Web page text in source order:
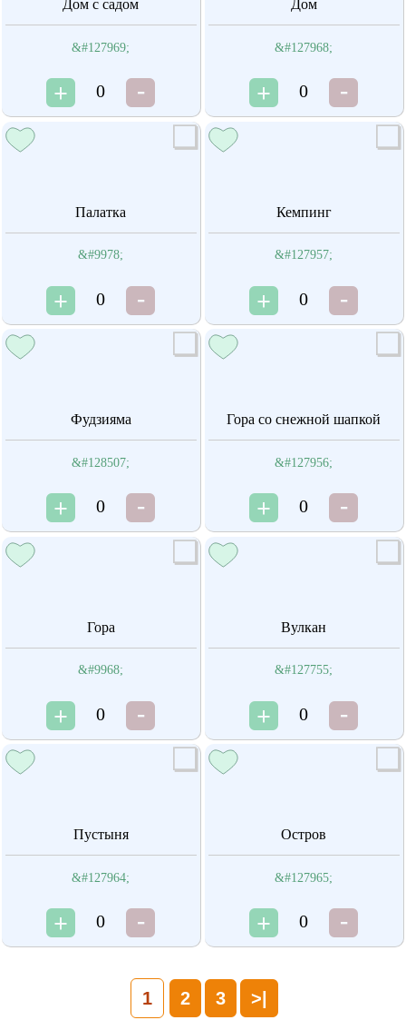
Дом с садом
&#127969;
0
Дом
&#127968;
0
Палатка
&#9978;
0
Кемпинг
&#127957;
0
Фудзияма
&#128507;
0
Гора со снежной шапкой
&#127956;
0
Гора
&#9968;
0
Вулкан
&#127755;
0
Пустыня
&#127964;
0
Остров
&#127965;
0
1 2 3 >|